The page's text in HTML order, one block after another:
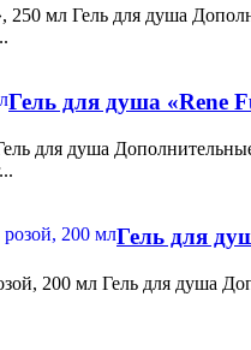
250 мл Гель для душа
Гель для душа «Rene
для душа
Гель для
200 мл Гель для душа